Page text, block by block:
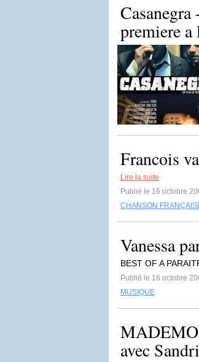
premiere
Francois
Lire la suite
Publié le 16 octobre
CHANSON
Vanessa
BEST OF A
Publié le 16 octobre
MUSIQUE
avec